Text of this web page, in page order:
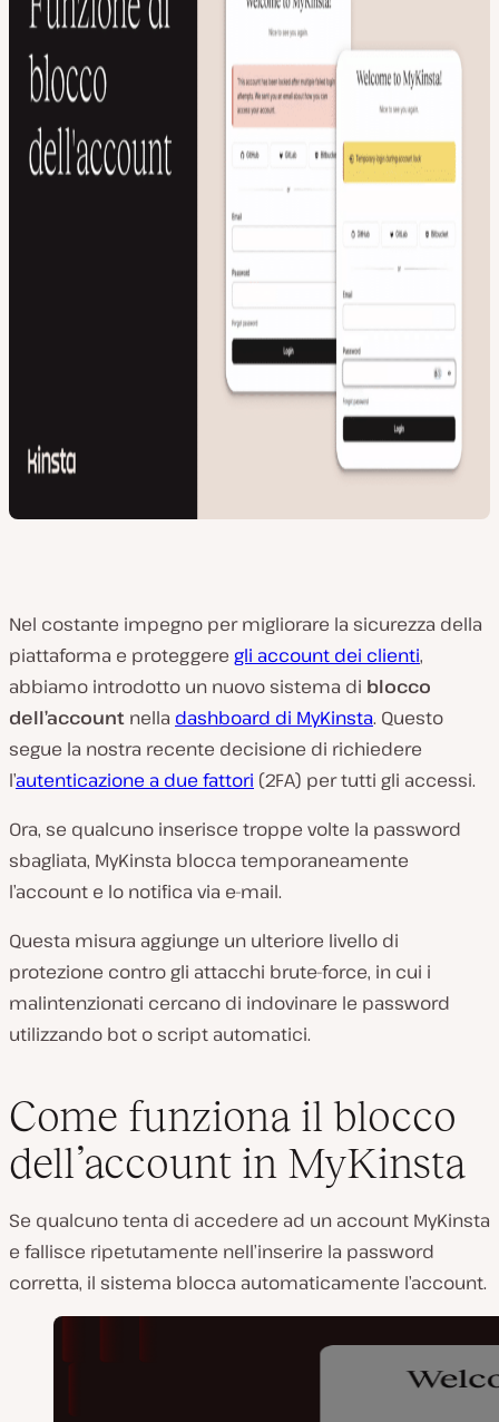
Nel costante impegno per migliorare la sicurezza della
piattaforma e proteggere gli account dei clienti,
abbiamo introdotto un nuovo sistema di blocco
dell’account nella dashboard di MyKinsta. Questo
segue la nostra recente decisione di richiedere
l’autenticazione a due fattori (2FA) per tutti gli accessi.
Ora, se qualcuno inserisce troppe volte la password
sbagliata, MyKinsta blocca temporaneamente
l’account e lo notifica via e-mail.
Questa misura aggiunge un ulteriore livello di
protezione contro gli attacchi brute-force, in cui i
malintenzionati cercano di indovinare le password
utilizzando bot o script automatici.
Come funziona il blocco
dell’account in MyKinsta
Se qualcuno tenta di accedere ad un account MyKinsta
e fallisce ripetutamente nell’inserire la password
corretta, il sistema blocca automaticamente l’account.